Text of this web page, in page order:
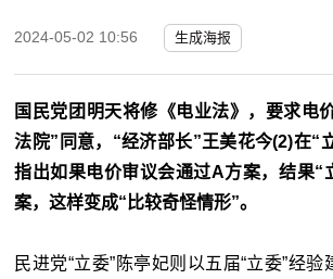
2024-05-02 10:56 生成海报
国民党团明天将修《电业法》，要求电
法院”同意，“经济部长”王美花今(2)在“
指出如果电价审议会通过A方案，结果“
案，这样变成“比较奇怪情形”。
民进党“立委”陈亭妃则以五届“立委”经